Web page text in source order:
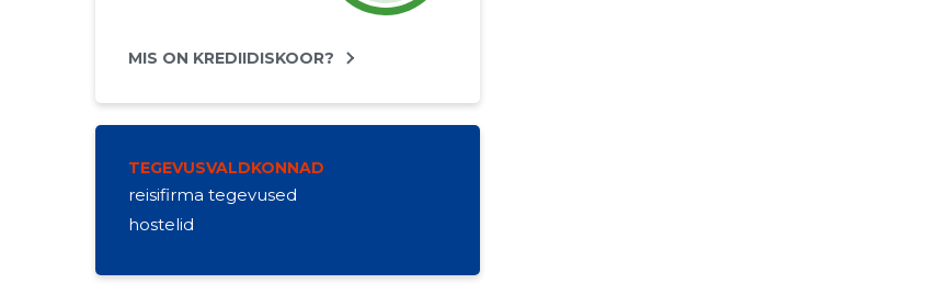
MIS ON KREDIIDISKOOR?
TEGEVUSVALDKONNAD
reisifirma tegevused
hostelid